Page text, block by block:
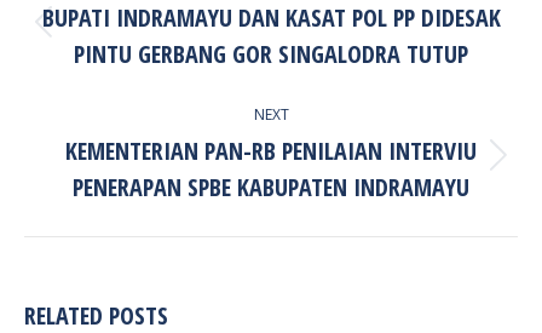
Previous
post:
BUPATI INDRAMAYU DAN KASAT POL PP DIDESAK
PINTU GERBANG GOR SINGALODRA TUTUP
NEXT
Next
post:
KEMENTERIAN PAN-RB PENILAIAN INTERVIU
PENERAPAN SPBE KABUPATEN INDRAMAYU
RELATED POSTS